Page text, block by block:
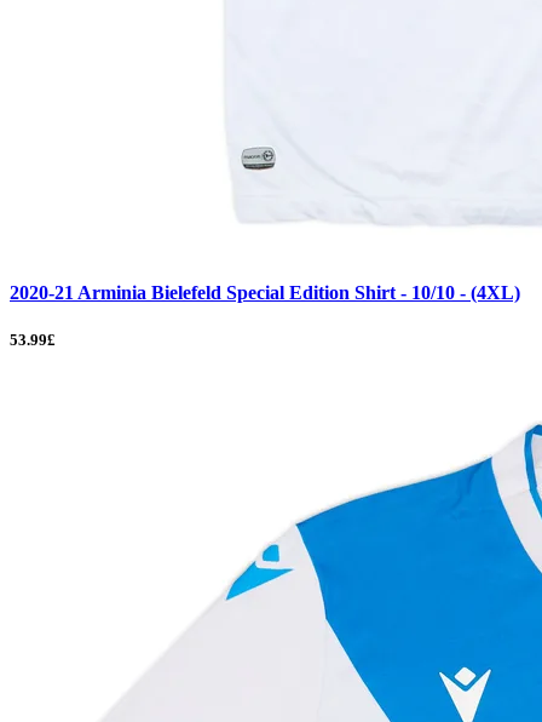
2020-21 Arminia Bielefeld Special Edition Shirt - 10/10 - (4XL)
53.99£